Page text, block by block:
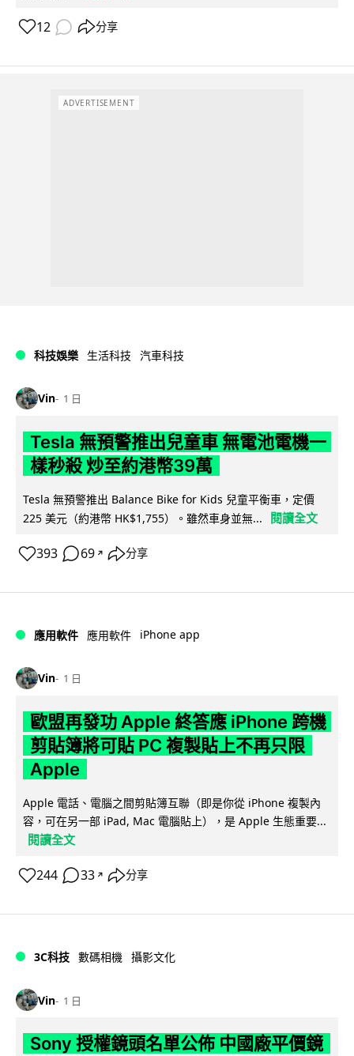
12 分享
ADVERTISEMENT
科技娛樂 生活科技 汽車科技
Vin 1 日
Tesla 無預警推出兒童車 無電池電機一
樣秒殺 炒至約港幣39萬
Tesla 無預警推出 Balance Bike for Kids 兒童平衡車，定價
225 美元（約港幣 HK$1,755）。雖然車身並無...
閱讀全文
393 69 ↗ 分享
應用軟件 應用軟件 iPhone app
Vin 1 日
歐盟再發功 Apple 終答應 iPhone 跨機
剪貼簿將可貼 PC 複製貼上不再只限
Apple
Apple 電話、電腦之間剪貼簿互聯（即是你從 iPhone 複製內
容，可在另一部 iPad, Mac 電腦貼上），是 Apple 生態重要...
閱讀全文
244 33 ↗ 分享
3C科技 數碼相機 攝影文化
Vin 1 日
Sony 授權鏡頭名單公佈 中國廠平價鏡